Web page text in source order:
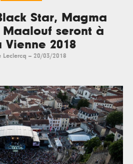
Star, Magma
seront à
Vienne 2018
Leclercq -- 20/03/2018